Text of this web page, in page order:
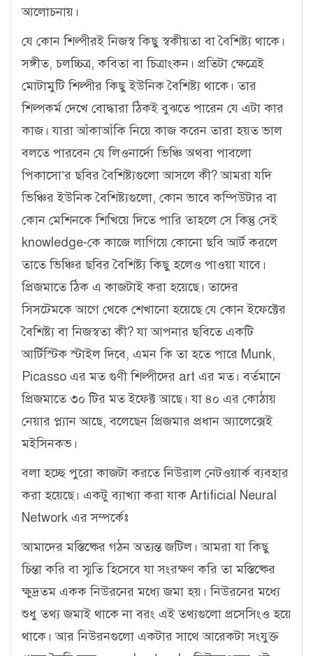
আলোচনায়।
যে কোন শিল্পীরই নিজস্ব কিছু স্বকীয়তা বা বৈশিষ্ট্য থাকে।
সঙ্গীত, চলচ্চিত্র, কবিতা বা চিত্রাংকন। প্রতিটা ক্ষেত্রেই
মোটামুটি শিল্পীর কিছু ইউনিক বৈশিষ্ট্য থাকে। তার
শিল্পকর্ম দেখে বোদ্ধারা ঠিকই বুঝতে পারেন যে এটা কার
কাজ। যারা আঁকাআঁকি নিয়ে কাজ করেন তারা হয়ত ভাল
বলতে পারবেন যে লিওনার্দো ভিঞ্চি অথবা পাবলো
পিকাসো’র ছবির বৈশিষ্ট্যগুলো আসলে কী? আমরা যদি
ভিঞ্চির ইউনিক বৈশিষ্ট্যগুলো, কোন ভাবে কম্পিউটার বা
কোন মেশিনকে শিখিয়ে দিতে পারি তাহলে সে কিন্তু সেই
knowledge-কে কাজে লাগিয়ে কোনো ছবি আর্ট করলে
তাতে ভিঞ্চির ছবির বৈশিষ্ট্য কিছু হলেও পাওয়া যাবে।
প্রিজমাতে ঠিক এ কাজটাই করা হয়েছে। তাদের
সিসটেমকে আগে থেকে শেখানো হয়েছে যে কোন ইফেক্টের
বৈশিষ্ট্য বা নিজস্বতা কী? যা আপনার ছবিতে একটি
আর্টিস্টিক স্টাইল দিবে, এমন কি তা হতে পারে Munk,
Picasso এর মত গুণী শিল্পীদের art এর মত। বর্তমানে
প্রিজমাতে ৩০ টির মত ইফেক্ট আছে। যা ৪০ এর কোঠায়
নেয়ার প্ল্যান আছে, বলেছেন প্রিজমার প্রধান অ্যালেক্সেই
মইসিনকভ।
বলা হচ্ছে পুরো কাজটা করতে নিউরাল নেটওয়ার্ক ব্যবহার
করা হয়েছে। একটু ব্যাখ্যা করা যাক Artificial Neural
Network এর সম্পর্কেঃ
আমাদের মস্তিষ্কের গঠন অত্যন্ত জটিল। আমরা যা কিছু
চিন্তা করি বা স্মৃতি হিসেবে যা সংরক্ষণ করি তা মস্তিষ্কের
ক্ষুদ্রতম একক নিউরনের মধ্যে জমা হয়। নিউরনের মধ্যে
শুধু তথ্য জমাই থাকে না বরং এই তথ্যগুলো প্রসেসিংও হয়ে
থাকে। আর নিউরনগুলো একটার সাথে আরেকটা সংযুক্ত